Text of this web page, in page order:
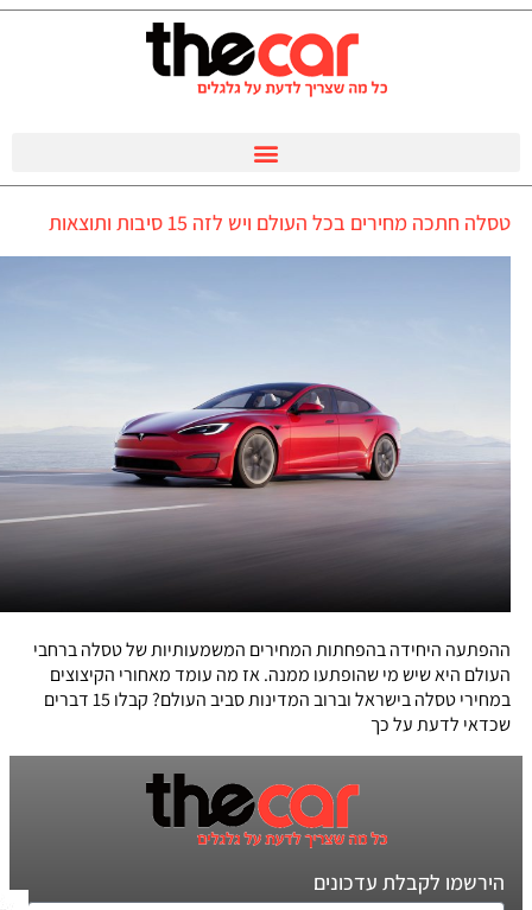
טסלה חתכה מחירים בכל העולם ויש לזה 15 סיבות ותוצאות
ההפתעה היחידה בהפחתות המחירים המשמעותיות של טסלה ברחבי
העולם היא שיש מי שהופתעו ממנה. אז מה עומד מאחורי הקיצוצים
במחירי טסלה בישראל וברוב המדינות סביב העולם? קבלו 15 דברים
שכדאי לדעת על כך
הירשמו לקבלת עדכונים